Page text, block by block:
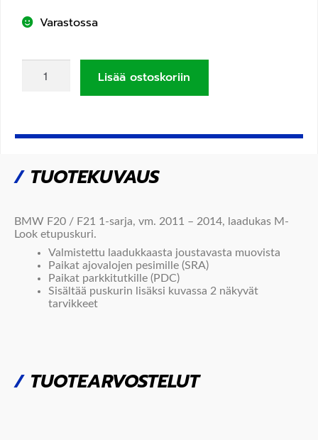
Varastossa
Lisää ostoskoriin
/TUOTEKUVAUS
BMW F20 / F21 1 -sarja, vm. 2011 – 2014, laadukas M-
Look etupuskuri.
Valmistettu laadukkaasta joustavasta muovista
Paikat ajovalojen pesimille (SRA)
Paikat parkkitutkille (PDC)
Sisältää puskurin lisäksi kuvassa 2 näkyvät
tarvikkeet
/TUOTEARVOSTELUT